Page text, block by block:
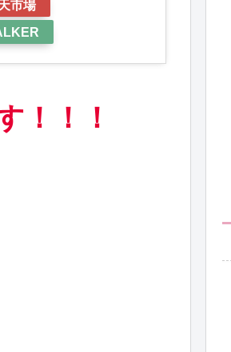
市場
！！！